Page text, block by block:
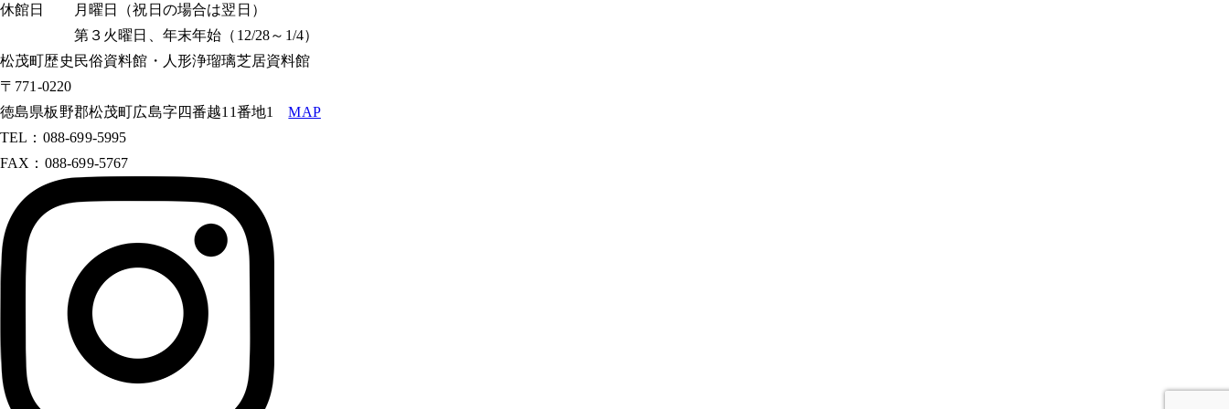
休館日 月曜日（祝日の場合は翌日）
第３火曜日、年末年始（12/28～1/4）
松茂町歴史民俗資料館・人形浄瑠璃芝居資料館
〒771-0220
徳島県板野郡松茂町広島字四番越11番地1MAP
TEL：088-699-5995
FAX：088-699-5767